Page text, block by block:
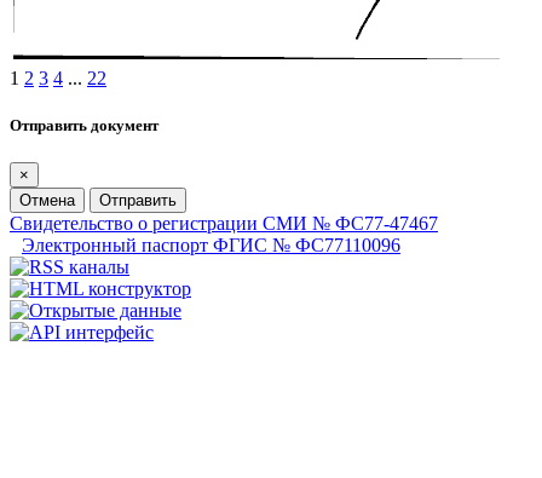
1 2 3 4 ... 22
Отправить документ
×
Отмена
Отправить
Свидетельство о регистрации СМИ № ФС77-47467
Электронный паспорт ФГИС № ФС77110096